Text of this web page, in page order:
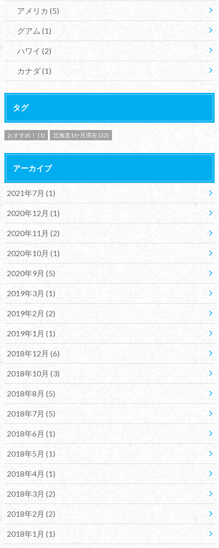
アメリカ (5)
グアム (1)
ハワイ (2)
カナダ(1)
タグ
おすすめ！ (1) 北海道1か月滞在 (32)
アーカイブ
2021年7月 (1)
2020年12月 (1)
2020年11月 (2)
2020年10月 (1)
2020年9月 (5)
2019年3月 (1)
2019年2月 (2)
2019年1月 (1)
2018年12月 (6)
2018年10月 (3)
2018年8月 (5)
2018年7月 (5)
2018年6月 (1)
2018年5月 (1)
2018年4月 (1)
2018年3月 (2)
2018年2月 (2)
2018年1月 (1)